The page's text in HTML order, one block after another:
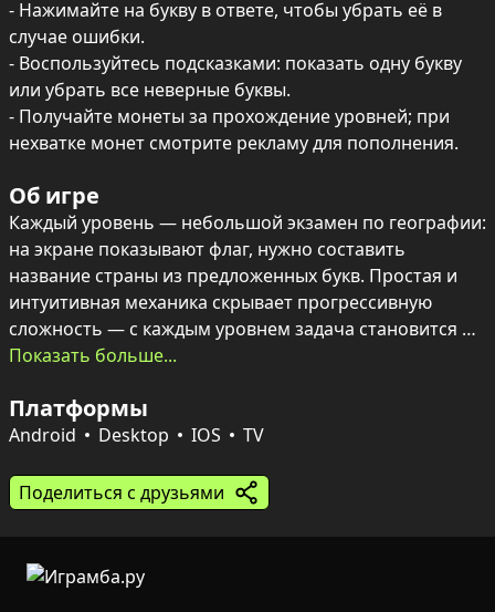
- Нажимайте на букву в ответе, чтобы убрать её в
случае ошибки.
- Воспользуйтесь подсказками: показать одну букву
или убрать все неверные буквы.
- Получайте монеты за прохождение уровней; при
нехватке монет смотрите рекламу для пополнения.
Об игре
Каждый уровень — небольшой экзамен по географии:
на экране показывают флаг, нужно составить
название страны из предложенных букв. Простая и
интуитивная механика скрывает прогрессивную
сложность — с каждым уровнем задача становится
хитрее, а ощущение победы — ярче.
Подсказки помогут в трудных моментах: открыть одну
букву или убрать все неверные варианты. За
монеты, а при их недостатке можно посмотреть
рекламу, чтобы получить дополнительную валюту.
разминки мозга в удобном формате викторины.
Показать больше...
Платформы
Android Desktop IOS TV
Поделиться с друзьями